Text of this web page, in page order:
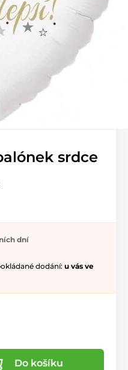
srdce
dní
dodání: u vás ve
Do košíku